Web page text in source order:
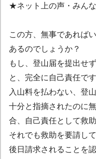
★ネット上の声・みん
この方、無事であれば
あるのでしょうか？
もし、登山届を提出せ
と、完全に自己責任です
入山料を払わない、登
十分と指摘されたのに
合、自己責任として救
それでも救助を要請し
後日請求されることを